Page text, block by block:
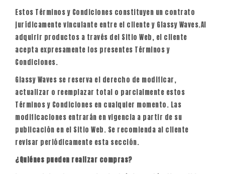
Estos Términos y Condiciones constituyen un contrato
jurídicamente vinculante entre el cliente y Glassy Waves.Al
adquirir productos a través del Sitio Web, el cliente
acepta expresamente los presentes Términos y
Condiciones.
Glassy Waves se reserva el derecho de modificar,
actualizar o reemplazar total o parcialmente estos
Términos y Condiciones en cualquier momento. Las
modificaciones entrarán en vigencia a partir de su
publicación en el Sitio Web. Se recomienda al cliente
revisar periódicamente esta sección.
¿Quiénes pueden realizar compras?